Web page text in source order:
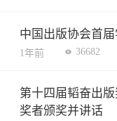
中国出版协会首
1年前 36682
第十四届韬奋出
奖者颁奖并讲话